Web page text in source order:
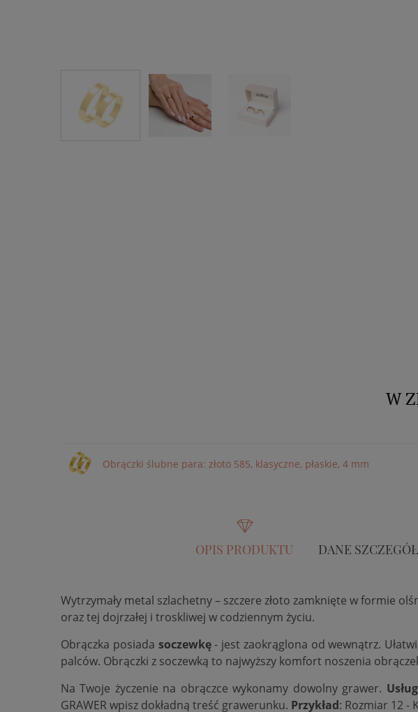
W
Obrączki ślubne para: złoto 585, klasyczne, płaskie, 4 mm
OPIS PRODUKTU DANE
Wytrzymały metal szlachetny – szczere złoto zamknięte w formie
oraz tej dojrzałej i troskliwej w codziennym życiu.
Obrączka posiada soczewkę- jest zaokrąglona od wewnątrz.
palców. Obrączki z soczewką to najwyższy komfort noszenia
Na Twoje życzenie na obrączce wykonamy dowolny grawer.
GRAWER wpisz dokładną treść grawerunku. Przykład: Rozmiar 12 -